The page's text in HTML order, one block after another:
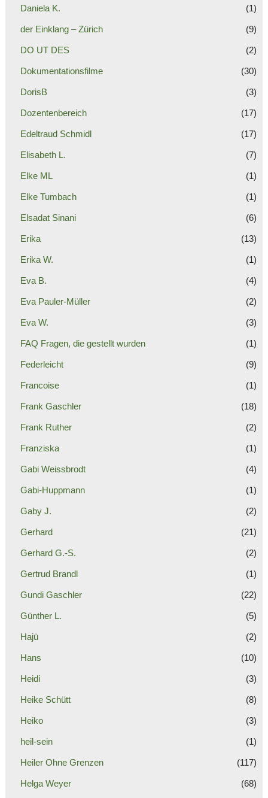
Daniela K. (1)
der Einklang – Zürich (9)
DO UT DES (2)
Dokumentationsfilme (30)
DorisB (3)
Dozentenbereich (17)
Edeltraud Schmidl (17)
Elisabeth L. (7)
Elke ML (1)
Elke Tumbach (1)
Elsadat Sinani (6)
Erika (13)
Erika W. (1)
Eva B. (4)
Eva Pauler-Müller (2)
Eva W. (3)
FAQ Fragen, die gestellt wurden (1)
Federleicht (9)
Francoise (1)
Frank Gaschler (18)
Frank Ruther (2)
Franziska (1)
Gabi Weissbrodt (4)
Gabi-Huppmann (1)
Gaby J. (2)
Gerhard (21)
Gerhard G.-S. (2)
Gertrud Brandl (1)
Gundi Gaschler (22)
Günther L. (5)
Hajü (2)
Hans (10)
Heidi (3)
Heike Schütt (8)
Heiko (3)
heil-sein (1)
Heiler Ohne Grenzen (117)
Helga Weyer (68)